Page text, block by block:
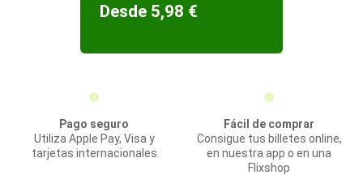
Desde 5,98 €
Pago seguro
Utiliza Apple Pay, Visa y
tarjetas internacionales
Fácil de comprar
Consigue tus billetes online,
en nuestra app o en una
Flixshop